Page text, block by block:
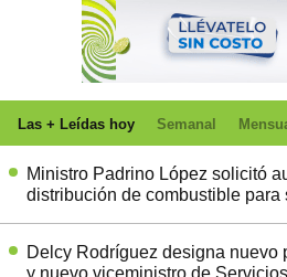
Las + Leídas hoy Semanal
Ministro Padrino López solicitó
distribución de combustible para
Delcy Rodríguez designa nuevo
y nuevo viceministro de